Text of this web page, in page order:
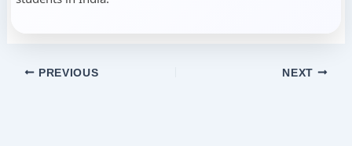
PREVIOUS NEXT